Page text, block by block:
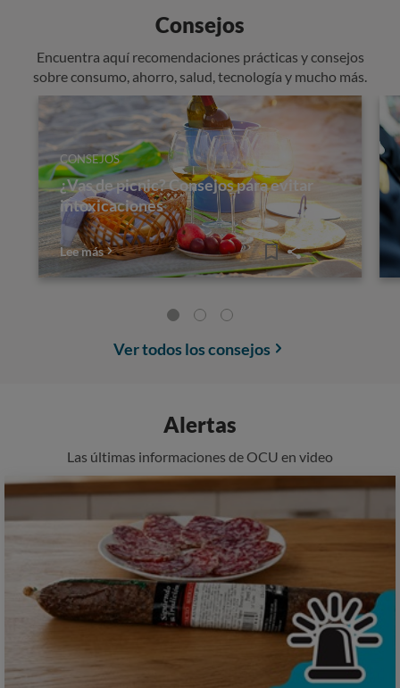
Consejos
Encuentra aquí recomendaciones prácticas y consejos
sobre consumo, ahorro, salud, tecnología y mucho más.
CONSEJOS
¿Vas de picnic? Consejos para evitar
intoxicaciones
Lee más
Ver todos los consejos
Alertas
Las últimas informaciones de OCU en video